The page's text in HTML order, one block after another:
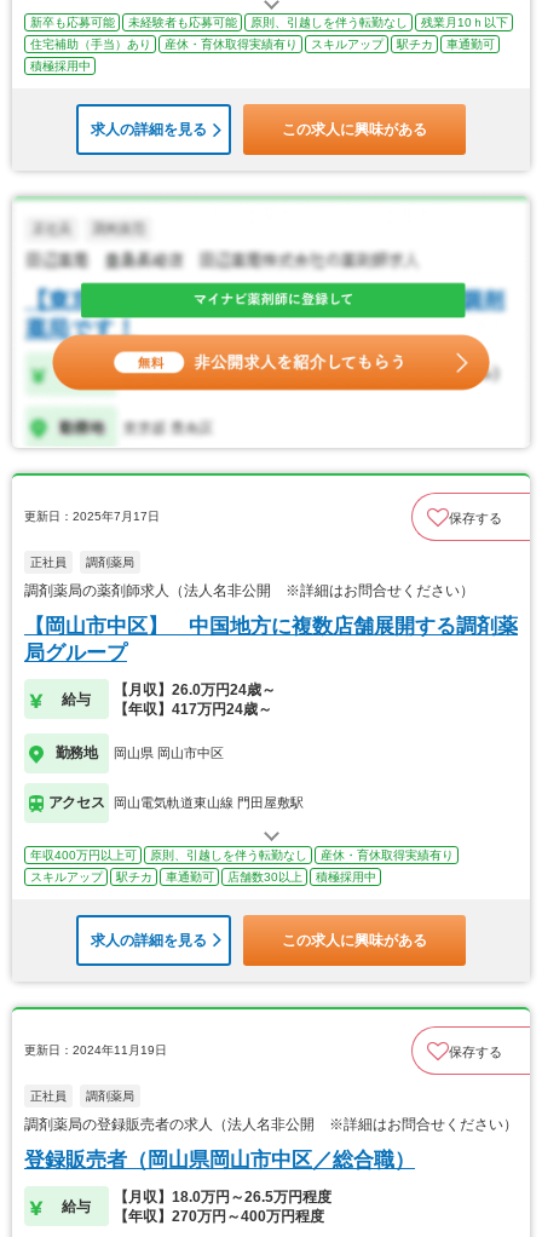
新卒も応募可能 未経験者も応募可能 原則、引越しを伴う転勤なし
残業月10ｈ以下
住宅補助（手当）あり
産休・育休取得実績有り スキルアップ 駅チカ
車通勤可
積極採用中
求人の詳細を見る この求人に興味がある
更新日：2025年7月17日 保存する
正社員 調剤薬局
調剤薬局の薬剤師求人（法人名非公開 ※詳細はお問合せください）
【岡山市中区】 中国地方に複数店舗展開する調剤薬
局グループ
給与
【月収】26.0万円24歳～
【年収】417万円24歳～
勤務地 岡山県 岡山市中区
アクセス 岡山電気軌道東山線 門田屋敷駅
年収400万円以上可 原則、引越しを伴う転勤なし
産休・育休取得実績有り
スキルアップ
駅チカ 車通勤可 店舗数30以上 積極採用中
求人の詳細を見る この求人に興味がある
更新日：2024年11月19日 保存する
正社員 調剤薬局
調剤薬局の登録販売者の求人（法人名非公開 ※詳細はお問合せください）
登録販売者（岡山県岡山市中区／総合職）
給与
【月収】18.0万円～26.5万円程度
【年収】270万円～400万円程度